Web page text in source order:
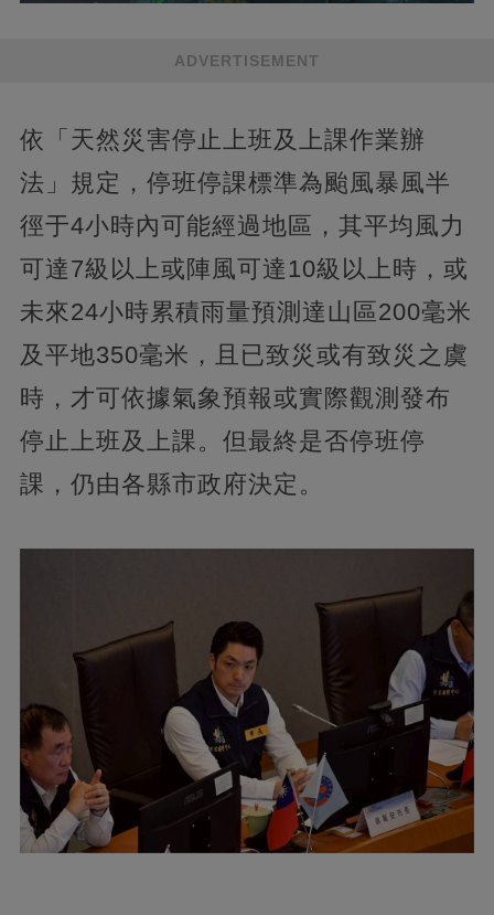
ADVERTISEMENT
依「天然災害停止上班及上課作業辦
法」規定，停班停課標準為颱風暴風半
徑于4小時內可能經過地區，其平均風力
可達7級以上或陣風可達10級以上時，或
未來24小時累積雨量預測達山區200毫米
及平地350毫米，且已致災或有致災之虞
時，才可依據氣象預報或實際觀測發布
停止上班及上課。但最終是否停班停
課，仍由各縣市政府決定。